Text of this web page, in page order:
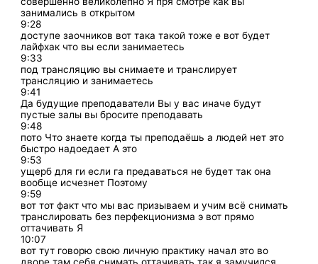
занимались в открытом
9:28
доступе заочников вот така такой тоже е вот будет
лайфхак что вы если занимаетесь
9:33
под трансляцию вы снимаете и транслирует
трансляцию и занимаетесь
9:41
Да будущие преподаватели Вы у вас иначе будут
пустые залы вы бросите преподавать
9:48
пото Что знаете когда ты преподаёшь а людей нет это
быстро надоедает А это
9:53
ущерб для ги если га предаваться не будет так она
вообще исчезнет Поэтому
9:59
вот тот факт что мы вас призываем и учим всё снимать
транслировать без перфекционизма э вот прямо
оттачивать Я
10:07
вот тут говорю свою личную практику начал это во